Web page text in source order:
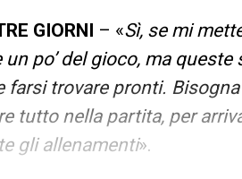
GIORNI – «Sì, se mi
po’ del gioco, ma queste
trovare pronti.
tutto nella partita, per
gli allenamenti».